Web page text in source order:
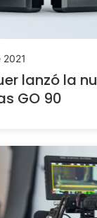
2021
lanzó la
GO 90